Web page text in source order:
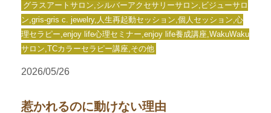
グラスアートサロン,シルバーアクセサリーサロン,ビジューサロ
ン,gris-gris c. jewelry,人生再起動セッション,個人セッション,心
理セラピー,enjoy life心理セミナー,enjoy life養成講座,WakuWaku
サロン,TCカラーセラピー講座,その他
2026/05/26
惹かれるのに動けない理由